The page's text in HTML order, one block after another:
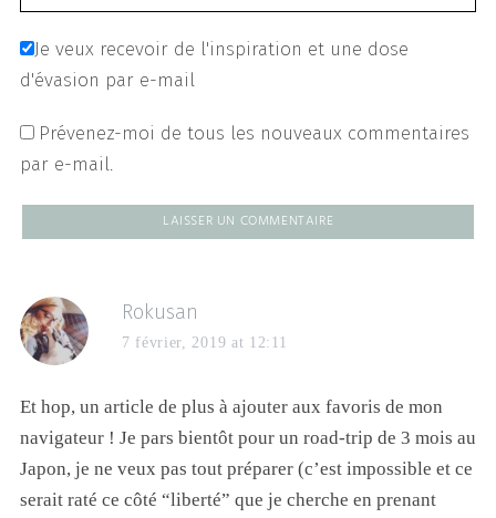
Je veux recevoir de l'inspiration et une dose
d'évasion par e-mail
Prévenez-moi de tous les nouveaux commentaires
par e-mail.
Rokusan
7 février, 2019 at 12:11
Et hop, un article de plus à ajouter aux favoris de mon
navigateur ! Je pars bientôt pour un road-trip de 3 mois au
Japon, je ne veux pas tout préparer (c’est impossible et ce
serait raté ce côté “liberté” que je cherche en prenant